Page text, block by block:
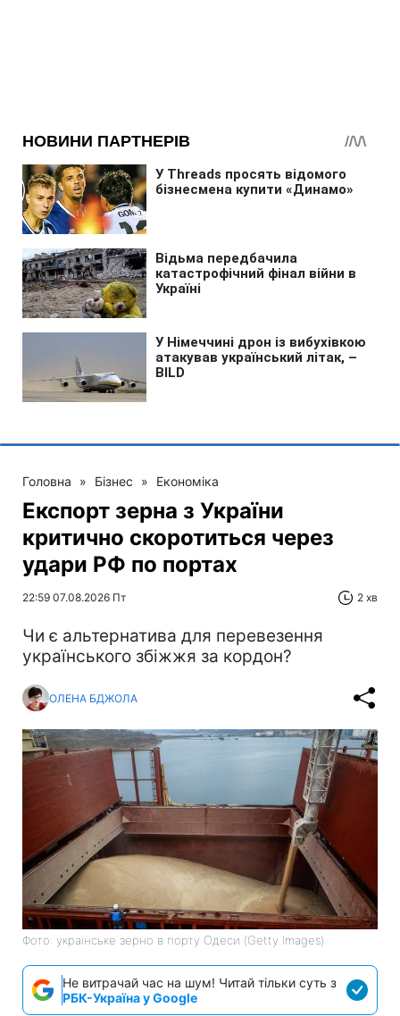
Головна » Бізнес » Економіка
Експорт зерна з України
критично скоротиться через
удари РФ по портах
22:59 07.08.2026 Пт 2 хв
Чи є альтернатива для перевезення
українського збіжжя за кордон?
ОЛЕНА БДЖОЛА
Фото: українське зерно в порту Одеси (Getty Images)
Не витрачай час на шум! Читай тільки суть з
РБК-Україна у Google